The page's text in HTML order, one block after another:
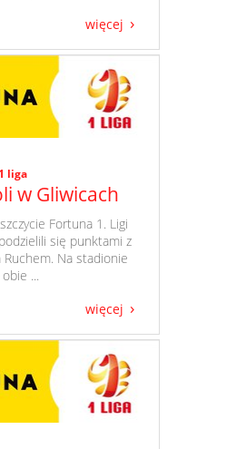
więcej
1 liga
w Gliwicach
Fortuna 1. Ligi
się punktami z
Na stadionie
...
więcej